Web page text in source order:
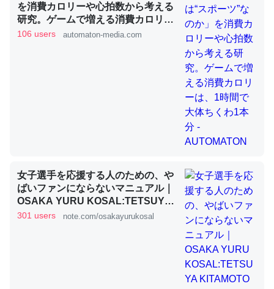
論文では「淡水はカルシウムも酸素も不足してて両方に不
利だから両方が拮抗してるのでは」とあって面白い。海に
いる鋏角類（カブトガニ・ウミグモ）はカルシウムを使わ
ずキチンを強化してる筈だが、酵素が違うのか？
─ニュース :: 【研究発表】昆虫学の大問題＝「昆虫はなぜ海にいな
これを元に考えるとカルシウムを大量に使う脊椎動物と貝
類は苦労してるんだな…。腹足類だと殻を無くしてナメク
─ニュース :: 【研究発表】昆虫学の大問題＝「昆虫はなぜ海にいな
を消費カロリーや心拍数から考える
研究。ゲームで増える消費カロリー
は、1時間で大体ちくわ1本分 -
106 users automaton-media.com
女子選手を応援する人のための、や
ばいファンにならないマニュアル｜
OSAKA YURU KOSAL:TETSUYA
KITAMOTO
301 users note.com/osakayurukosal